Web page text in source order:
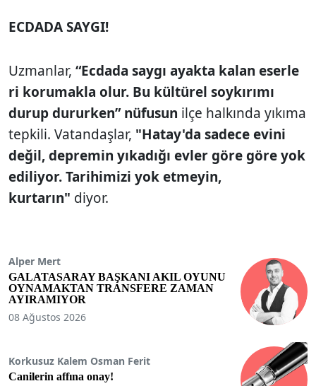
ECDADA SAYGI!
Uzmanlar, “Ecdada saygı ayakta kalan eserle
ri korumakla olur. Bu kültürel soykırımı
durup dururken” nüfusun ilçe halkında yıkıma
tepkili. Vatandaşlar, "Hatay'da sadece evini
değil, depremin yıkadığı evler göre göre yok
ediliyor. Tarihimizi yok etmeyin,
kurtarın" diyor.
Alper Mert
GALATASARAY BAŞKANI AKIL OYUNU
OYNAMAKTAN TRANSFERE ZAMAN
AYIRAMIYOR
08 Ağustos 2026
Korkusuz Kalem Osman Ferit
Canilerin affına onay!